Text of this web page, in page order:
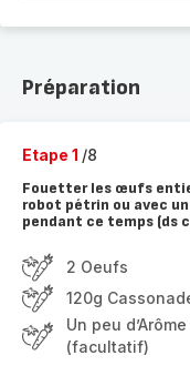
Préparation
Etape 1 /8
Fouetter les œufs
robot pétrin ou avec
pendant ce temps (ds
2 Oeufs
120g
Un peu
(facultatif)